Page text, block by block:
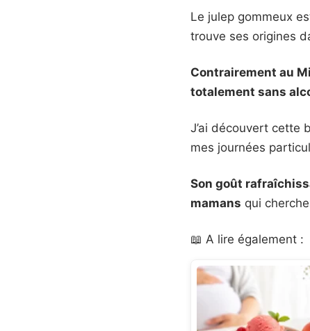
Le julep gommeux
trouve ses origines
Contrairement au
totalement sans
J’ai découvert cette
mes journées
Son goût
mamans qui
📖 A lire également :